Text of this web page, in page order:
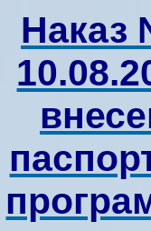
Наказ